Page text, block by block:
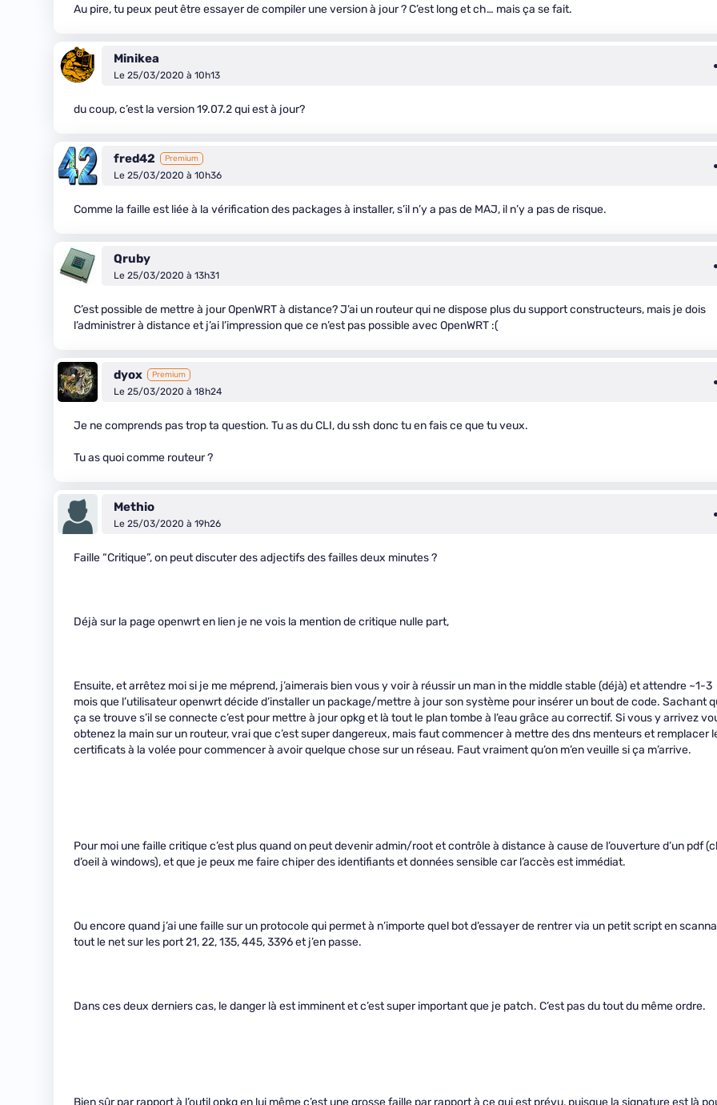
Au pire, tu peux peut être essayer de compiler une version à jour ? C’est long et ch… mais ça se fait.
Minikea
Le 25/03/2020 à 10h13
du coup, c’est la version 19.07.2 qui est à jour?
fred42 Premium
Le 25/03/2020 à 10h36
Comme la faille est liée à la vérification des packages à installer, s’il n’y a pas de MAJ, il n’y a pas de risque.
Qruby
Le 25/03/2020 à 13h31
C’est possible de mettre à jour OpenWRT à distance? J’ai un routeur qui ne dispose plus du support constructeurs, mais je dois
l’administrer à distance et j’ai l’impression que ce n’est pas possible avec OpenWRT :(
dyox Premium
Le 25/03/2020 à 18h24
Je ne comprends pas trop ta question. Tu as du CLI, du ssh donc tu en fais ce que tu veux.
Tu as quoi comme routeur ?
Methio
Le 25/03/2020 à 19h26
Faille “Critique”, on peut discuter des adjectifs des failles deux minutes ?
Déjà sur la page openwrt en lien je ne vois la mention de critique nulle part,
Ensuite, et arrêtez moi si je me méprend, j’aimerais bien vous y voir à réussir un man in the middle stable (déjà) et attendre ~1-3
mois que l’utilisateur openwrt décide d’installer un package/mettre à jour son système pour insérer un bout de code. Sachant
ça se trouve s’il se connecte c’est pour mettre à jour opkg et là tout le plan tombe à l’eau grâce au correctif. Si vous y arrivez
obtenez la main sur un routeur, vrai que c’est super dangereux, mais faut commencer à mettre des dns menteurs et remplacer
certificats à la volée pour commencer à avoir quelque chose sur un réseau. Faut vraiment qu’on m’en veuille si ça m’arrive.
Pour moi une faille critique c’est plus quand on peut devenir admin/root et contrôle à distance à cause de l’ouverture d’un pdf
d’oeil à windows), et que je peux me faire chiper des identifiants et données sensible car l’accès est immédiat.
Ou encore quand j’ai une faille sur un protocole qui permet à n’importe quel bot d’essayer de rentrer via un petit script en
tout le net sur les port 21, 22, 135, 445, 3396 et j’en passe.
Dans ces deux derniers cas, le danger là est imminent et c’est super important que je patch. C’est pas du tout du même ordre.
Bien sûr par rapport à l’outil opkg en lui même c’est une grosse faille par rapport à ce qui est prévu, puisque la signature est là